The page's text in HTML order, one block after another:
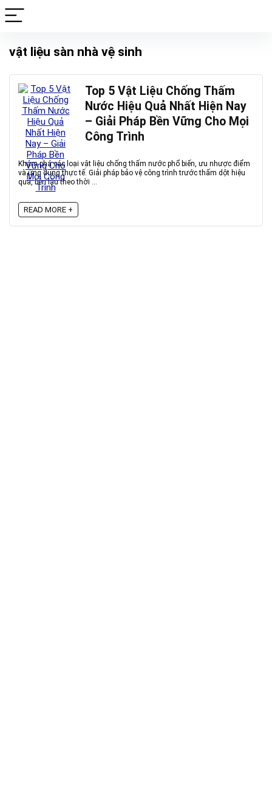
vật liệu sàn nhà vệ sinh
Top 5 Vật Liệu Chống Thấm
Nước Hiệu Quả Nhất Hiện Nay
– Giải Pháp Bền Vững Cho Mọi
Công Trình
Khám phá các loại vật liệu chống thấm nước phổ biến, ưu nhược điểm
và ứng dụng thực tế. Giải pháp bảo vệ công trình trước thấm dột hiệu
quả, bền lâu theo thời ...
READ MORE +